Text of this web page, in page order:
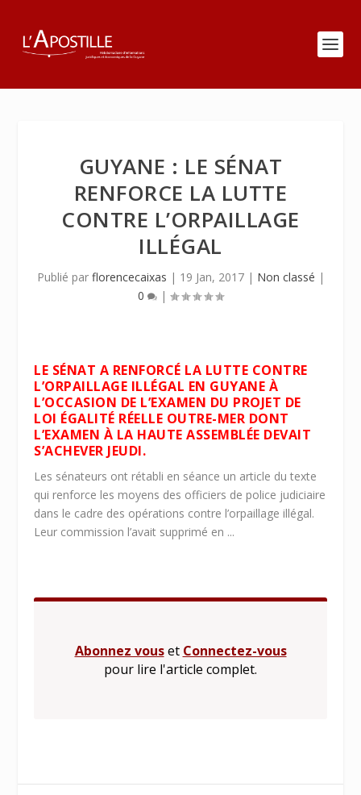
GUYANE : LE SÉNAT
RENFORCE LA LUTTE
CONTRE L’ORPAILLAGE
ILLÉGAL
Publié par florencecaixas | 19 Jan, 2017| Non classé |
0
|
LE SÉNAT A RENFORCÉ LA LUTTE CONTRE
L’ORPAILLAGE ILLÉGAL EN GUYANE À
L’OCCASION DE L’EXAMEN DU PROJET DE
LOI ÉGALITÉ RÉELLE OUTRE-MER DONT
L’EXAMEN À LA HAUTE ASSEMBLÉE DEVAIT
S’ACHEVER JEUDI.
Les sénateurs ont rétabli en séance un article du texte
qui renforce les moyens des officiers de police judiciaire
dans le cadre des opérations contre l’orpaillage illégal.
Leur commission l’avait supprimé en ...
Abonnez vouset Connectez-vous
pour lire l'article complet.